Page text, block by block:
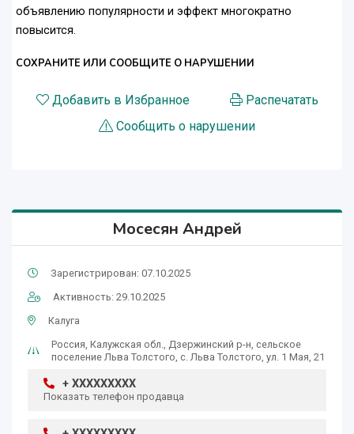
объявлению популярности и эффект многократно
повысится.
СОХРАНИТЕ ИЛИ СООБЩИТЕ О НАРУШЕНИИ
Добавить в Избранное
Распечатать
Сообщить о нарушении
Мосесян Андрей
Зарегистрирован: 07.10.2025
Активность: 29.10.2025
Калуга
Россия, Калужская обл., Дзержинский р-н, сельское
поселение Льва Толстого, с. Льва Толстого, ул. 1 Мая, 21
+ XXXXXXXXX
Показать телефон продавца